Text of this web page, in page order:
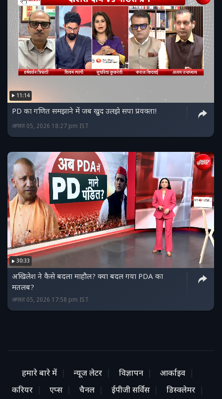
11:14
PD का गणित समझाने में जब खुद उलझे सपा प्रवक्ता!
अगस्त 05, 2026 18:27 pm IST
30:33
अखिलेश ने कैसे बदला माहौल? क्या बदल गया PDA का
मतलब?
अगस्त 05, 2026 17:58 pm IST
हमारे बारे में न्यूज लेटर विज्ञापन
आर्काइव
करियर
एप्स चैनल ईपीजी सर्विस डिस्क्लेमर